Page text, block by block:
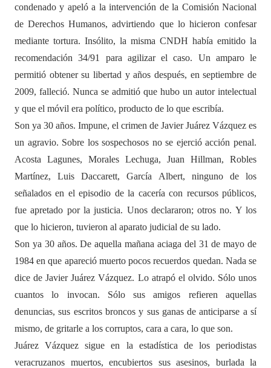
condenado y apeló a la intervención de la Comisión Nacional
de Derechos Humanos, advirtiendo que lo hicieron confesar
mediante tortura. Insólito, la misma CNDH había emitido la
recomendación 34/91 para agilizar el caso. Un amparo le
permitió obtener su libertad y años después, en septiembre de
2009, falleció. Nunca se admitió que hubo un autor intelectual
y que el móvil era político, producto de lo que escribía.
Son ya 30 años. Impune, el crimen de Javier Juárez Vázquez es
un agravio. Sobre los sospechosos no se ejerció acción penal.
Acosta Lagunes, Morales Lechuga, Juan Hillman, Robles
Martínez, Luis Daccarett, García Albert, ninguno de los
señalados en el episodio de la cacería con recursos públicos,
fue apretado por la justicia. Unos declararon; otros no. Y los
que lo hicieron, tuvieron al aparato judicial de su lado.
Son ya 30 años. De aquella mañana aciaga del 31 de mayo de
1984 en que apareció muerto pocos recuerdos quedan. Nada se
dice de Javier Juárez Vázquez. Lo atrapó el olvido. Sólo unos
cuantos lo invocan. Sólo sus amigos refieren aquellas
denuncias, sus escritos broncos y sus ganas de anticiparse a sí
mismo, de gritarle a los corruptos, cara a cara, lo que son.
Juárez Vázquez sigue en la estadística de los periodistas
veracruzanos muertos, encubiertos sus asesinos, burlada la